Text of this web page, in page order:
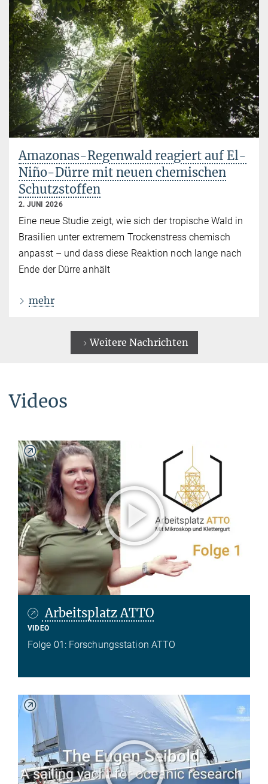
Amazonas-Regenwald reagiert auf El-
Niño-Dürre mit neuen chemischen
Schutzstoffen
2. JUNI 2026
Eine neue Studie zeigt, wie sich der tropische Wald in
Brasilien unter extremem Trockenstress chemisch
anpasst – und dass diese Reaktion noch lange nach
Ende der Dürre anhält
mehr
Weitere Nachrichten
Videos
Arbeitsplatz ATTO
VIDEO
Folge 01: Forschungsstation ATTO